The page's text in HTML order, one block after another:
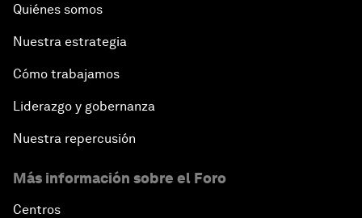
Quiénes somos
Nuestra estrategia
Cómo trabajamos
Liderazgo y gobernanza
Nuestra repercusión
Más información sobre el Foro
Centros